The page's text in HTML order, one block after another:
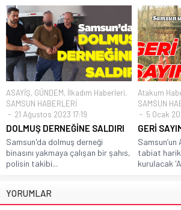
ASAYİŞ, GÜNDEM, İlkadım Haberleri,
SAMSUN HABERLERİ
21 Ağustos 2023 17:19
DOLMUŞ DERNEĞİNE SALDIRI
Samsun'da dolmuş derneği
binasını yakmaya çalışan bir şahıs,
polisin takibi...
Atakum
SAMSUN
5 Ocak
GERİ
tabiat
kurulacak
YORUMLAR